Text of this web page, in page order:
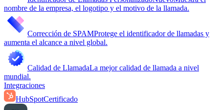
nombre de la empresa, el logotipo y el motivo de la llamada.
Corrección de SPAMProtege el identificador de llamadas y
aumenta el alcance a nivel global.
Calidad de LlamadaLa mejor calidad de llamada a nivel
mundial.
Integraciones
HubSpotCertificado